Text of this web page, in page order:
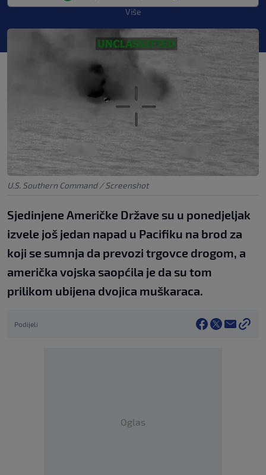
Više
U.S. Southern Command / Screenshot
Sjedinjene Američke Države su u ponedjeljak
izvele još jedan napad u Pacifiku na brod za
koji se sumnja da prevozi trgovce drogom, a
američka vojska saopćila je da su tom
prilikom ubijena dvojica muškaraca.
Podijeli
Oglas